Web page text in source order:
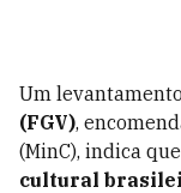
Um
(FGV),
(MinC), indica que
cultural